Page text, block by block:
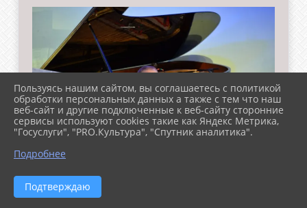
Пользуясь нашим сайтом, вы соглашаетесь с политикой
обработки персональных данных а также с тем что наш
веб-сайт и другие подключенные к веб-сайту сторонние
сервисы используют cookies такие как Яндекс Метрика,
"Госуслуги", "PRO.Культура", "Спутник аналитика".
Подробнее
Подтверждаю